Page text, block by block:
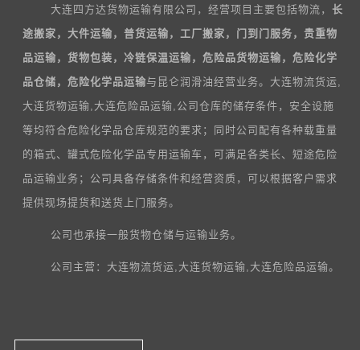
大连四方达货物运输有限公司，经营项目主要包括物流， 长
途搬家，大件运输，普货运输，工厂搬家，门到门服务，贵重物
品运输，货物包装，冷链保温运输，危险品货物运输，危险化学
品仓储，危险化学品运输与昆仑润滑油经营业务。大连物流货运,
大连货物运输,大连危险品运输,公司仓库的储存条件，安全设施
等均符合危险化学品仓库规范的要求；同时公司配有各种载重量
的箱式、罐式危险化学品专用运输车，可满足各类长、短途危险
品运输业务；公司具备存储条件和经营资质，可以根据客户需求
提供现场提货和送货上门服务。
公司也承接一般货物仓储与运输业务。
公司主营：大连物流货运,大连货物运输,大连危险品运输。